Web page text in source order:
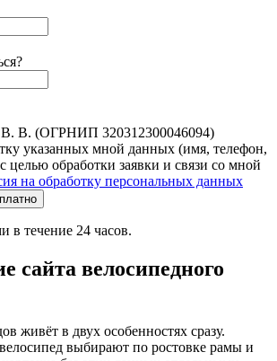
В. (ОГРНИП 320312300046094)
указанных мной данных (имя, телефон,
целью обработки заявки и связи со мной
на обработку персональных данных
в течение 24 часов.
сайта велосипедного
живёт в двух особенностях сразу.
выбирают по ростовке рамы и